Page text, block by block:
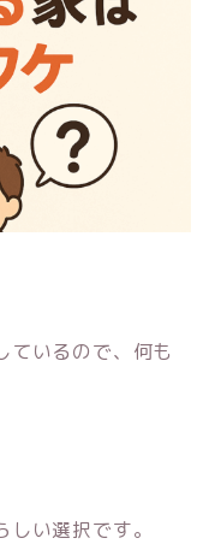
ているので、何も
い選択です。